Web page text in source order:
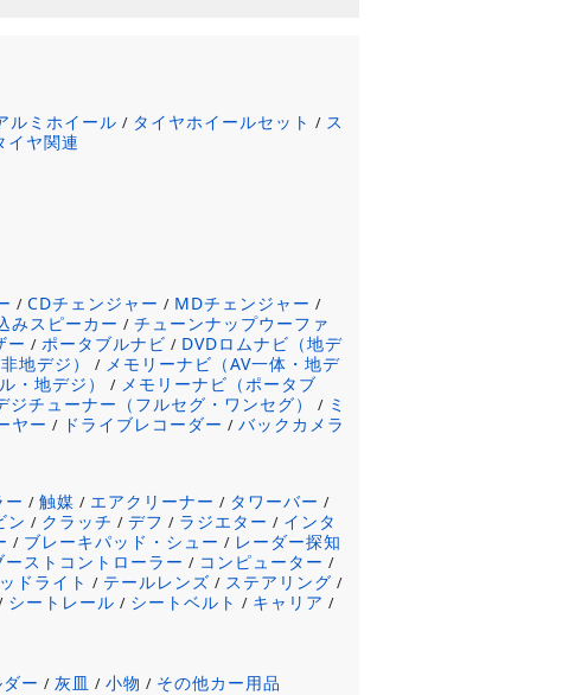
ルミホイール / タイヤホイールセット / ス
イヤ関連
/CDチェンジャー / MDチェンジャー /
みスピーカー /チューンナップウーファ
ー /ポータブルナビ / DVDロムナビ（地デ
地デジ） / メモリーナビ（AV一体・地デ
・地デジ） / メモリーナビ（ポータブ
ジチューナー（フルセグ・ワンセグ） / ミ
ヤー / ドライブレコーダー /バックカメラ
ー /触媒 / エアクリーナー / タワーバー /
ン / クラッチ /デフ / ラジエター / インタ
/ ブレーキパッド・シュー / レーダー探知
ーストコントローラー / コンピューター /
ドライト / テールレンズ / ステアリング /
シートレール / シートベルト / キャリア /
ー /灰皿 /小物 / その他カー用品